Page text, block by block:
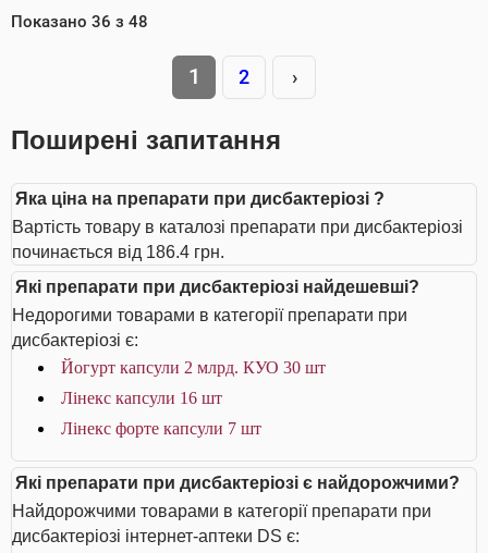
Показано 36 з 48
1 2 ›
Поширені запитання
Яка ціна на препарати при дисбактеріозі ?
Вартість товару в каталозі препарати при дисбактеріозі
починається від 186.4 грн.
Які препарати при дисбактеріозі найдешевші?
Недорогими товарами в категорії препарати при
дисбактеріозі є:
Йогурт капсули 2 млрд. КУО 30 шт
Лінекс капсули 16 шт
Лінекс форте капсули 7 шт
Які препарати при дисбактеріозі є найдорожчими?
Найдорожчими товарами в категорії препарати при
дисбактеріозі інтернет-аптеки DS є: